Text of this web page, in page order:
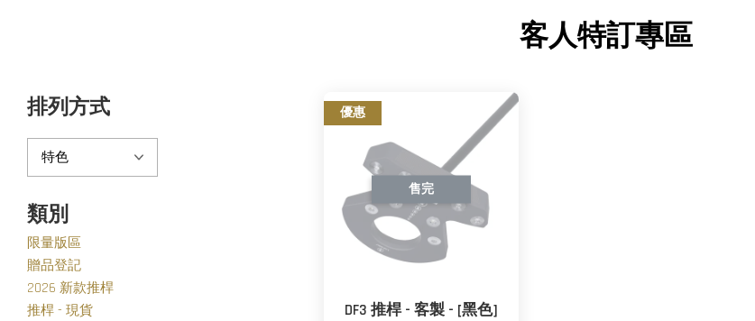
客人特訂專區
排列方式
類別
限量版區
贈品登記
2026 新款推桿
推桿 - 現貨
優惠
售完
DF3 推桿 - 客製 - [黑色]